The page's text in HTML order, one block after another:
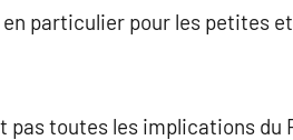
particulier pour les petites
pas toutes les implications du